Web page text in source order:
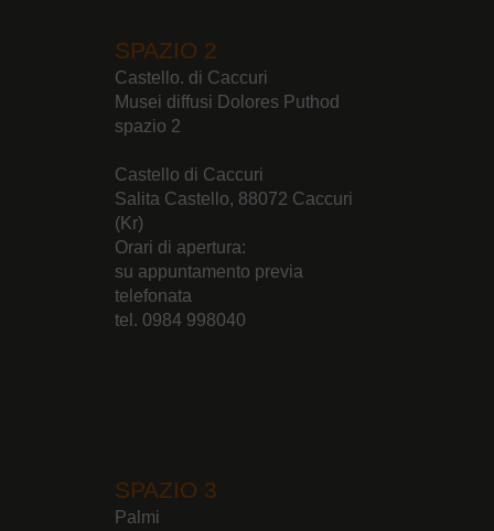
SPAZIO 2
Castello. di Caccuri
Musei diffusi Dolores Puthod
spazio 2
Castello di Caccuri
Salita Castello, 88072 Caccuri
(Kr)
Orari di apertura:
su appuntamento previa
telefonata
tel. 0984 998040
SPAZIO 3
Palmi